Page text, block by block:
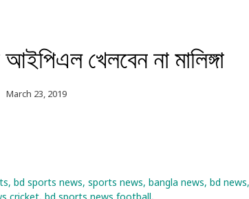
খেলবেন না মালিঙ্গা
March 23, 2019